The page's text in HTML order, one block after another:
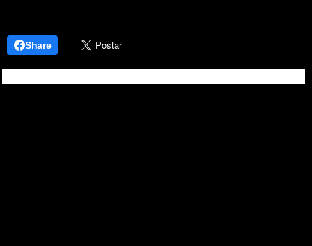
Share